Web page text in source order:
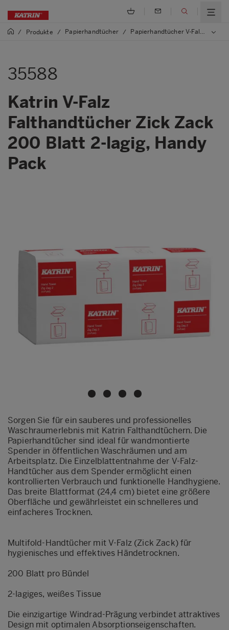
/ Produkte / Papierhandtücher / Papierhandtücher V-Falz, Zig Zag
35588
Katrin V-Falz
Falthandtücher Zick Zack
200 Blatt 2-lagig, Handy
Pack
Sorgen Sie für ein sauberes und professionelles
Waschraumerlebnis mit Katrin Falthandtüchern. Die
Papierhandtücher sind ideal für wandmontierte
Spender in öffentlichen Waschräumen und am
Arbeitsplatz. Die Einzelblattentnahme der V-Falz-
Handtücher aus dem Spender ermöglicht einen
kontrollierten Verbrauch und funktionelle Handhygiene.
Das breite Blattformat (24,4 cm) bietet eine größere
Oberfläche und gewährleistet ein schnelleres und
einfacheres Trocknen.
Multifold-Handtücher mit V-Falz (Zick Zack) für
hygienisches und effektives Händetrocknen.
200 Blatt pro Bündel
2-lagiges, weißes Tissue
Die einzigartige Windrad-Prägung verbindet attraktives
Design mit optimalen Absorptionseigenschaften.